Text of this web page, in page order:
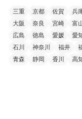
三重 京都 佐賀 兵
大阪
奈良 宮崎 富
広島
徳島 愛媛 愛
石川
神奈川 福井
青森
静岡 香川 高